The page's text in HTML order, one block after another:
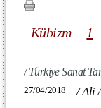
Kübizm 1
/ Türkiye Sanat
27/04/2018 /Ali